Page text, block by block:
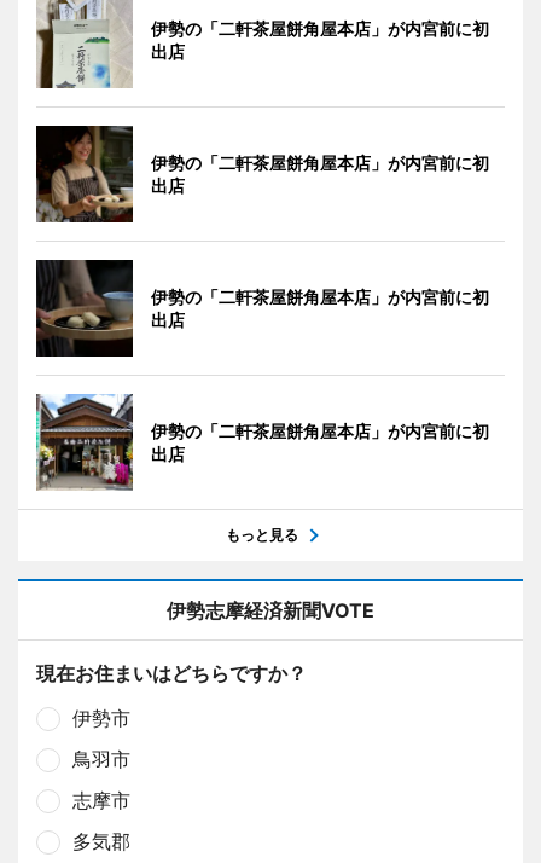
伊勢の「二軒茶屋餅角屋本店」が内宮前に初
出店
伊勢の「二軒茶屋餅角屋本店」が内宮前に初
出店
伊勢の「二軒茶屋餅角屋本店」が内宮前に初
出店
伊勢の「二軒茶屋餅角屋本店」が内宮前に初
出店
もっと見る
伊勢志摩経済新聞VOTE
現在お住まいはどちらですか？
伊勢市
鳥羽市
志摩市
多気郡